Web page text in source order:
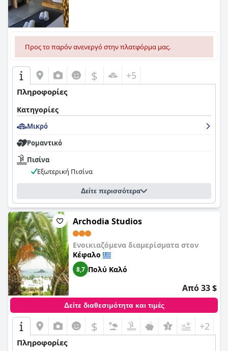
Προς το παρόν ανενεργό στην πλατφόρμα μας.
$ +5
Πληροφορίες
Κατηγορίες
Μικρό
Ρομαντικό
Πισίνα
Εξωτερική Πισίνα
Δείτε περισσότερα
Archodia Studios
Ενοικιαζόμενα διαμερίσματα στον
Κέφαλο
8,7 Πολύ Καλό
Από 33 $
Δείτε διαθεσιμότητα και τιμές
$ +2
Πληροφορίες